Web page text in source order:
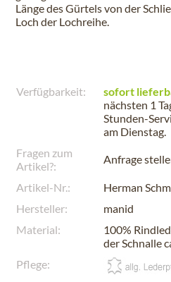
Länge des Gürtels von der
Loch der Lochreihe.
Verfügbarkeit: sofort
nächsten 1
Stunden-
am Dienstag.
Fragen zum
Artikel?:
Anfrage
Artikel-Nr.:
Herman
Hersteller:
manid
Material:
100%
der Schnalle
Pflege: